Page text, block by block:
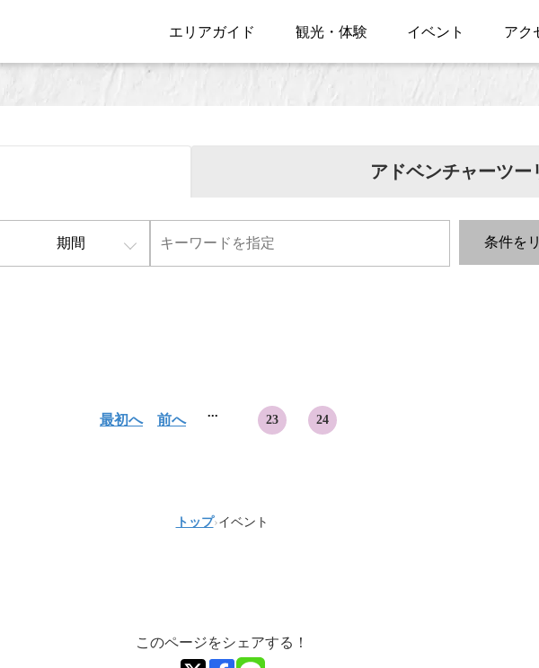
エリアガイド 観光・体験 イベント アク
アドベンチャーツー
期間 条件を
最初へ 前へ ...
23 24
トップ›イベント
このページをシェアする！